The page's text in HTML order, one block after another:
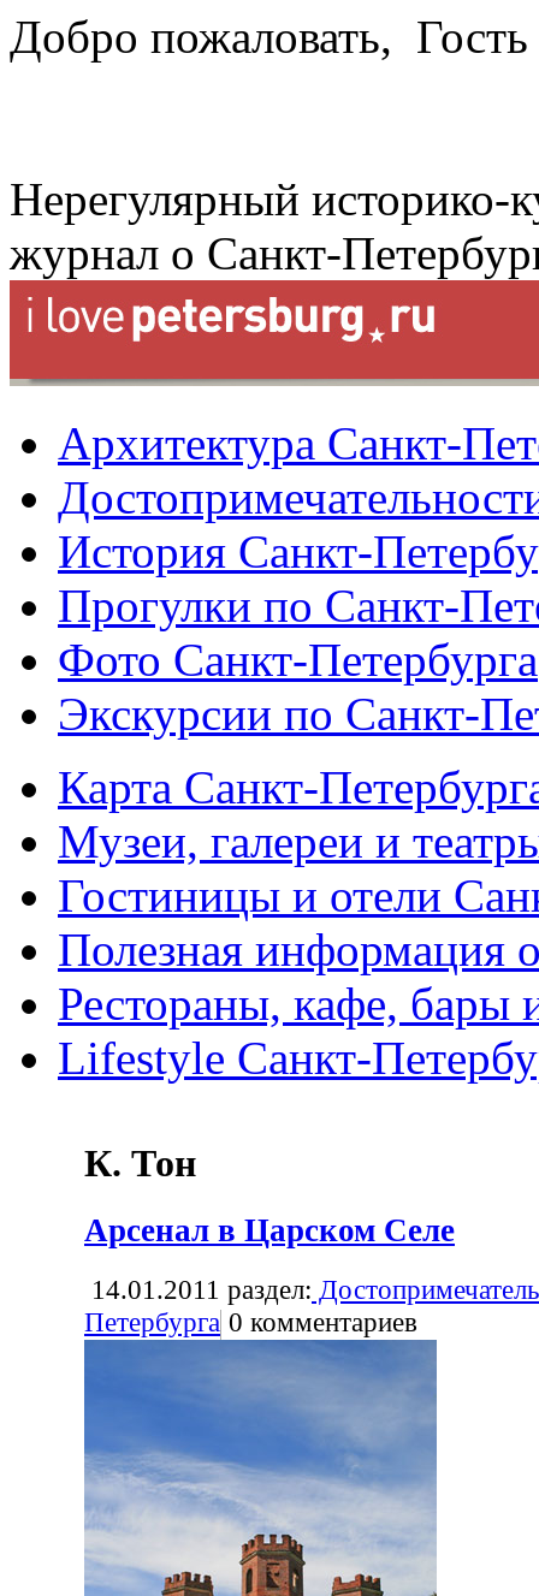
Добро пожаловать, Гость
Нерегулярный историко-
журнал о Санкт-
Архитектура Санкт-
История Санкт-
Прогулки по Санкт-
Фото Санкт-Петербурга
Экскурсии по Санкт-
Карта Санкт-
Музеи, галереи и
Гостиницы и отели
Полезная информация
Рестораны, кафе, бары
Lifestyle Санкт-
К. Тон
Арсенал в Царском Селе
14.01.2011 раздел:
Петербурга 0 комментариев